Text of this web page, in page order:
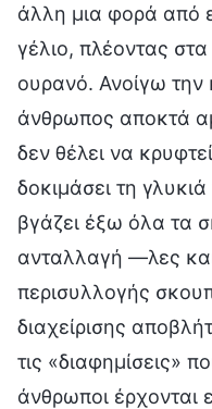
άλλη μια φορά από
γέλιο, πλέοντας
ουρανό. Ανοίγω την
άνθρωπος αποκτά
δεν θέλει να
δοκιμάσει τη
βγάζει έξω όλα τα
ανταλλαγή —λες
περισυλλογής
διαχείρισης
τις «διαφημίσεις»
άνθρωποι έρχονται